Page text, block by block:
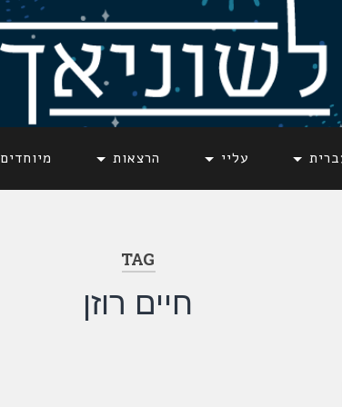
עליי הרצאות מיוחדים
TAG
חיים רוזן